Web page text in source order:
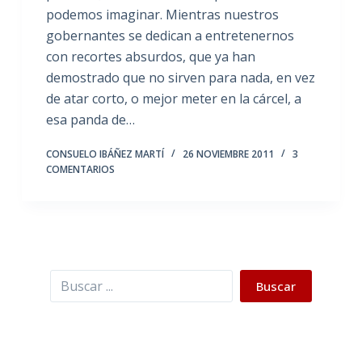
podemos imaginar. Mientras nuestros
gobernantes se dedican a entretenernos
con recortes absurdos, que ya han
demostrado que no sirven para nada, en vez
de atar corto, o mejor meter en la cárcel, a
esa panda de…
CONSUELO IBÁÑEZ MARTÍ 26 NOVIEMBRE 2011
3
COMENTARIOS
Buscar Buscar